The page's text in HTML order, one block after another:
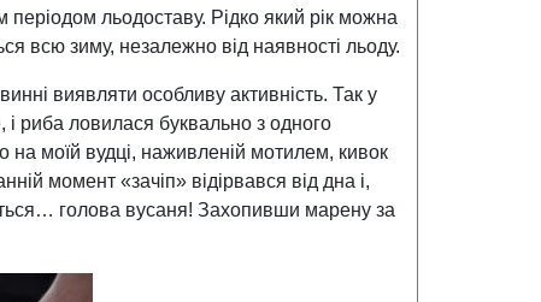
льодоставу. Рідко який рік можна
всю зиму, незалежно від наявності льоду.
виявляти особливу активність. Так у
риба ловилася буквально з одного
на моїй вудці, наживленій мотилем, кивок
момент «зачіп» відірвався від дна і,
голова вусаня! Захопивши марену за